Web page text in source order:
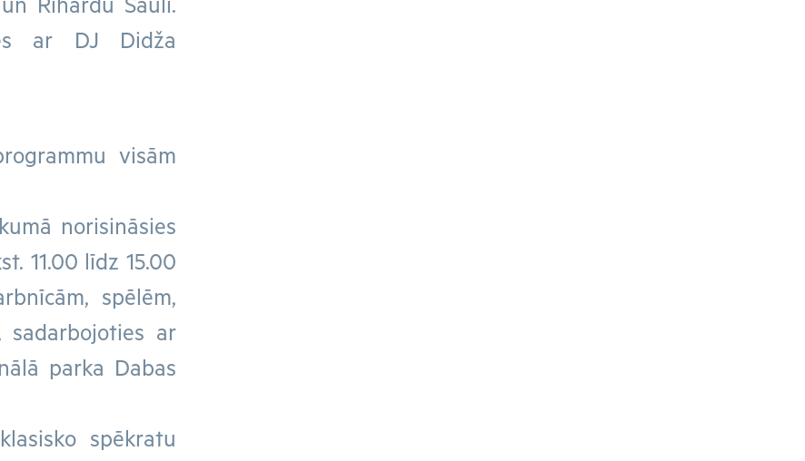
Rihardu Sauli.
ar DJ Didža
visām
norisināsies
11.00 līdz 15.00
spēlēm,
sadarbojoties ar
parka Dabas
spēkratu